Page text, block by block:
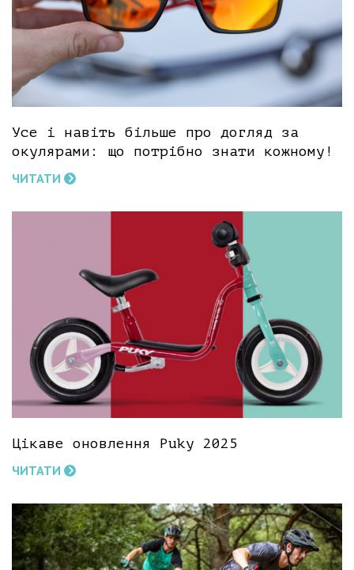
Усе і навіть більше про догляд за
окулярами: що потрібно знати кожному!
ЧИТАТИ
Цікаве оновлення Puky 2025
ЧИТАТИ